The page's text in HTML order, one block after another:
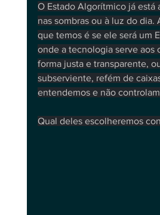
O Estado Algorítmico já está
nas sombras ou à luz do dia.
que temos é se ele será um
onde a tecnologia serve aos
forma justa e transparente,
subserviente, refém de
entendemos e não
Qual deles escolheremos